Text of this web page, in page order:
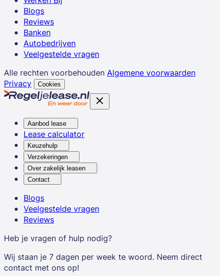
Blogs
Reviews
Banken
Autobedrijven
Veelgestelde vragen
Alle rechten voorbehouden Algemene voorwaarden
Privacy
Cookies
Aanbod lease
Lease calculator
Keuzehulp
Verzekeringen
Over zakelijk leasen
Contact
Blogs
Veelgestelde vragen
Reviews
Heb je vragen of hulp nodig?
Wij staan je 7 dagen per week te woord. Neem direct
contact met ons op!